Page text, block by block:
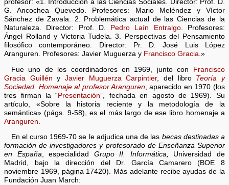
profesor: «1. Introducción a las Ciencias Sociales. Director: Prof. D.
G. Ancochea Quevedo. Profesores: Mario Meléndez y Víctor
Sánchez de Zavala. 2. Problemática actual de las Ciencias de la
Naturaleza. Director: Prof. D.
Pedro Laín Entralgo. Profesores:
Ángel Rolland y Victoria Tudela. 3. Perspectivas del Pensamiento
filosófico contemporáneo. Director: Pr. D. José Luis López
Aranguren. Profesores: Javier Muguerza y Francisco Gracia.»
Fue uno de los coordinadores en 1969, junto con Francisco
Gracia Guillén yJavier Muguerza Carpintier, del libro Teoría y
Sociedad. Homenaje al profesor Aranguren , aparecido en 1970 (los
tres firman la “Presentación”, fechada en agosto de 1969). Su
artículo, «Sobre la historia reciente y la metodología de la
semántica» (págs. 9-58), es el más largo de ese libro homenaje a
Aranguren
En el curso 1969-70 se le adjudica una de las becas destinadas a
formación de investigadores y profesorado de Enseñanza Superior
en España, especialidad Grupo II. Informática, Universidad de
Madrid, bajo la dirección del Dr. García Camarero (BOE 8
noviembre 1969, página 17420). Más adelante recibe ayudas de la
Fundación Juan March: